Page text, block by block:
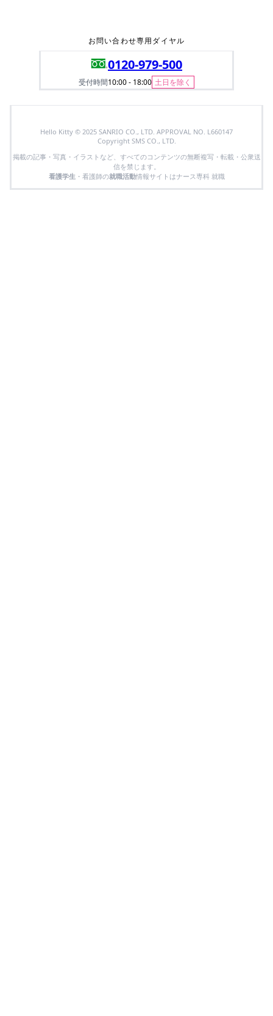
お問い合わせ専用ダイヤル
0120-979-500
受付時間10:00 - 18:00 土日を除く
Hello Kitty © 2025 SANRIO CO., LTD. APPROVAL NO. L660147
Copyright SMS CO., LTD.
掲載の記事・写真・イラストなど、すべてのコンテンツの無断複写・転載・公衆送
信を禁じます。
看護学生・看護師の就職活動情報サイトはナース専科 就職